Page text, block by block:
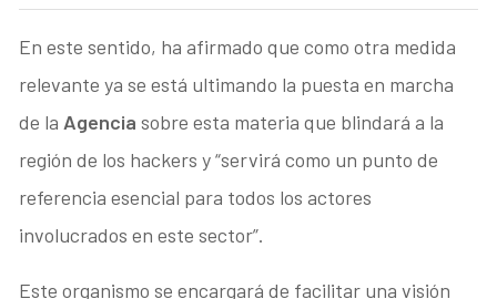
En este sentido, ha afirmado que como otra medida
relevante ya se está ultimando la puesta en marcha
de la Agencia sobre esta materia que blindará a la
región de los hackers y “servirá como un punto de
referencia esencial para todos los actores
involucrados en este sector”.
Este organismo se encargará de facilitar una visión